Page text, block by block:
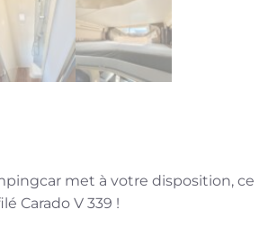
met à votre disposition, ce
Carado V 339 !